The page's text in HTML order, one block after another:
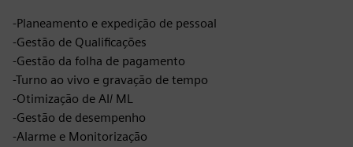
-Planeamento e expedição de pessoal
-Gestão de Qualificações
-Gestão da folha de pagamento
-Turno ao vivo e gravação de tempo
-Otimização de AI/ ML
-Gestão de desempenho
-Alarme e Monitorização